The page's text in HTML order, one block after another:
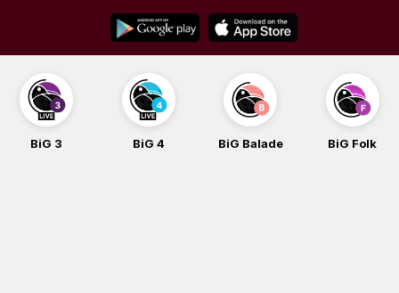
content
BiG 3 BiG 4 BiG Balade BiG Folk